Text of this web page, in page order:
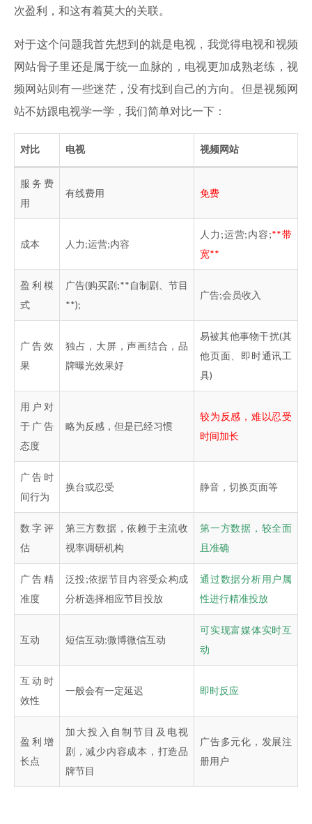
次盈利，和这有着莫大的关联。
对于这个问题我首先想到的就是电视，我觉得电视和视频
网站骨子里还是属于统一血脉的，电视更加成熟老练，视
频网站则有一些迷茫，没有找到自己的方向。但是视频网
站不妨跟电视学一学，我们简单对比一下：
对比 电视 视频网站
服务费
用
有线费用 免费
成本 人力;运营;内容
人力;运营;内容;**带
宽**
盈利模
式
广告(购买剧;**自制剧、节目
**);
广告;会员收入
广告效
果
独占，大屏，声画结合，品
牌曝光效果好
易被其他事物干扰(其
他页面、即时通讯工
具)
用户对
于广告
态度
略为反感，但是已经习惯
较为反感，难以忍受
时间加长
广告时
间行为
换台或忍受 静音，切换页面等
数字评
估
第三方数据，依赖于主流收
视率调研机构
第一方数据，较全面
且准确
广告精
准度
泛投;依据节目内容受众构成
分析选择相应节目投放
通过数据分析用户属
性进行精准投放
互动 短信互动;微博微信互动
可实现富媒体实时互
动
互动时
效性
一般会有一定延迟 即时反应
盈利增
长点
加大投入自制节目及电视
剧，减少内容成本，打造品
牌节目
广告多元化，发展注
册用户